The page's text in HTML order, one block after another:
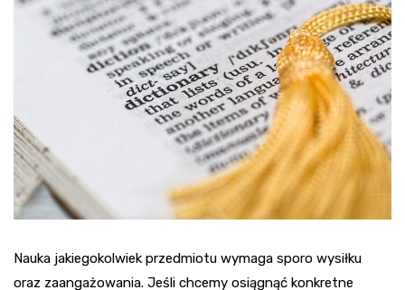
Nauka jakiegokolwiek przedmiotu wymaga sporo wysiłku
oraz zaangażowania. Jeśli chcemy osiągnąć konkretne